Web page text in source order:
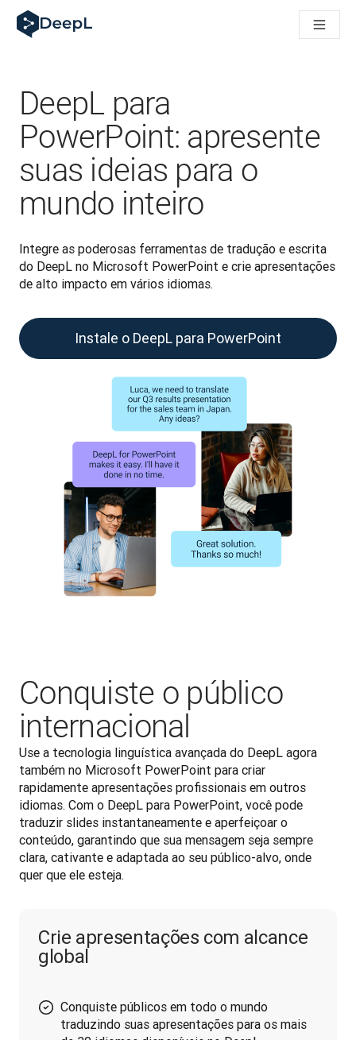
DeepL para agentes de IA
Translation Flow do DeepL: Novos fluxos de trabalho com
Entendendo a confiança na IA linguística empresarial. Em
Desenvolvendo a Avaliação de Qualidade de Tradução do
De tradução de qualidade a plataforma de voz em tempo real
Building an instantly accessible voice demo with DeepL
DeepL para
PowerPoint: apresente
suas ideias para o
mundo inteiro
Integre as poderosas ferramentas de tradução e escrita
do DeepL no Microsoft PowerPoint e crie apresentações
de alto impacto em vários idiomas.
Instale o DeepL para PowerPoint
Conquiste o público
internacional
Use a tecnologia linguística avançada do DeepL agora
também no Microsoft PowerPoint para criar
rapidamente apresentações profissionais em outros
idiomas. Com o DeepL para PowerPoint, você pode
traduzir slides instantaneamente e aperfeiçoar o
conteúdo, garantindo que sua mensagem seja sempre
clara, cativante e adaptada ao seu público-alvo, onde
quer que ele esteja.
Crie apresentações com alcance
global
Conquiste públicos em todo o mundo
traduzindo suas apresentações para os mais